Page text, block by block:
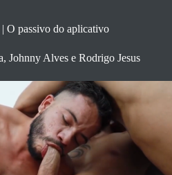
passivo do aplicativo
Johnny Alves e Rodrigo Jesus